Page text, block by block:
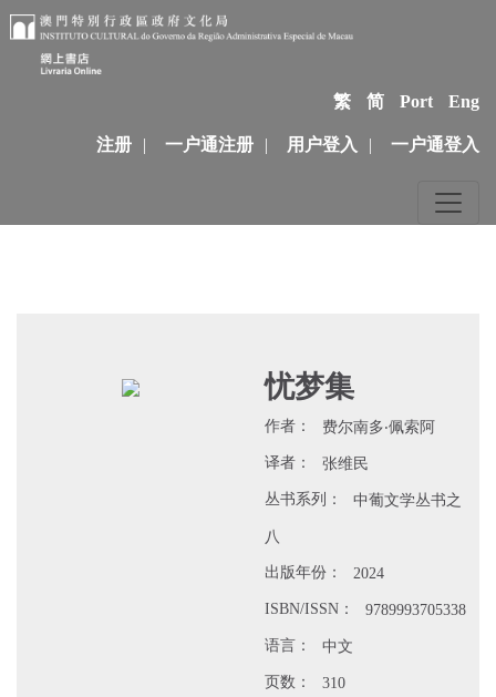
繁 简 Port Eng
注册 | 一户通注册 | 用户登入 | 一户通登入
忧梦集
作者： 费尔南多‧佩索阿
译者： 张维民
丛书系列： 中葡文学丛书之
八
出版年份： 2024
ISBN/ISSN： 9789993705338
语言： 中文
页数： 310